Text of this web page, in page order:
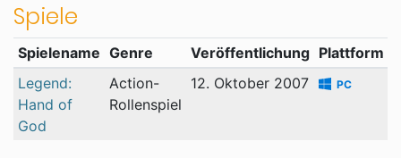
Spiele
Spielename Genre Veröffentlichung Plattform
Legend:
Hand of
God
Action-
Rollenspiel
12. Oktober 2007 PC